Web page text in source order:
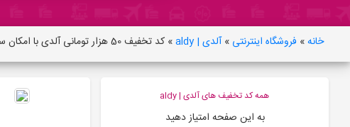
خانه» فروشگاه اینترنتی »آلدی | aldy » کد تخفیف 50 هزار تومانی آلدی با امکان سه بار استفاده
همه کد تخفیف های آلدی | aldy
به این صفحه امتیاز دهید